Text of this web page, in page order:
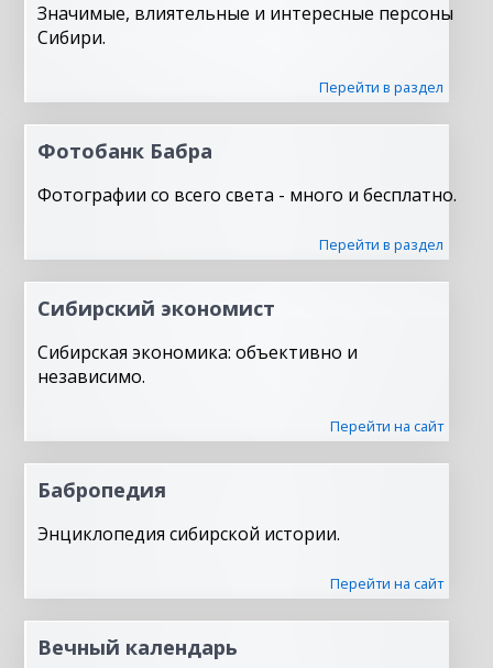
Значимые, влиятельные и интересные персоны
Сибири.
Перейти в раздел
Фотобанк Бабра
Фотографии со всего света - много и бесплатно.
Перейти в раздел
Сибирский экономист
Сибирская экономика: объективно и
независимо.
Перейти на сайт
Бабропедия
Энциклопедия сибирской истории.
Перейти на сайт
Вечный календарь